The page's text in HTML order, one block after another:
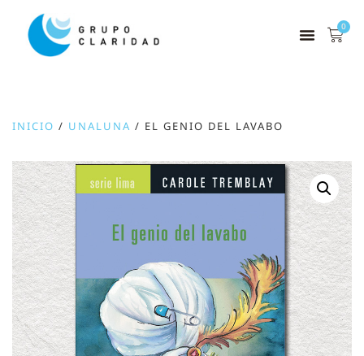
0
INICIO / UNALUNA / EL GENIO DEL LAVABO